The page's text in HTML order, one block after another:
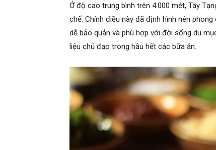
Ở độ cao trung bình trên 4.000 mét, Tây
chế. Chính điều này đã định hình nên
dễ bảo quản và phù hợp với đời sống du
liệu chủ đạo trong hầu hết các bữa ăn.